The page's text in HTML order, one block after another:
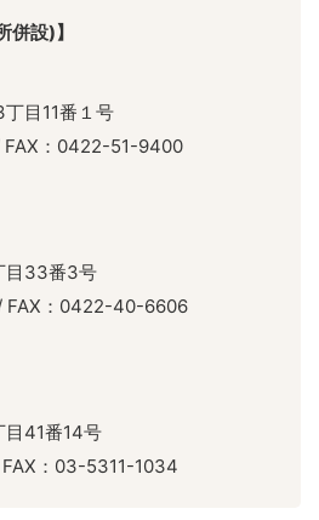
併設)】
目11番１号
：0422-51-9400
目33番3号
：0422-40-6606
目41番14号
：03-5311-1034